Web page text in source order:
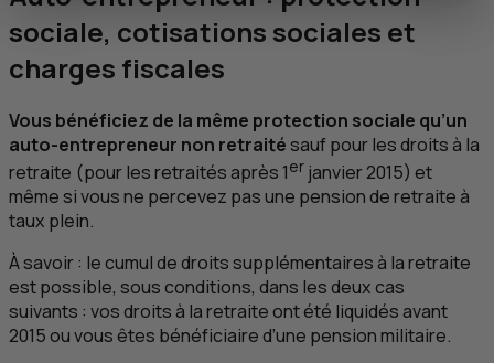
sociale, cotisations sociales et
charges fiscales
Vous bénéficiez de la même protection sociale qu’un
auto-entrepreneur non retraitésauf pour les droits à la
retraite (pour les retraités après 1er janvier 2015) et
même si vous ne percevez pas une pension de retraite à
taux plein.
À savoir : le cumul de droits supplémentaires à la retraite
est possible, sous conditions, dans les deux cas
suivants : vos droits à la retraite ont été liquidés avant
2015 ou vous êtes bénéficiaire d’une pension militaire.